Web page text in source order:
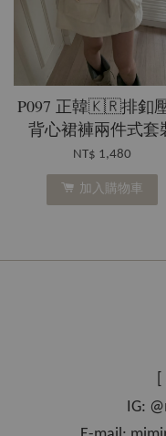
P097 正韓🇰🇷排釦
背心裙褲兩件式套
NT$ 1,480
加入購物車
IG: